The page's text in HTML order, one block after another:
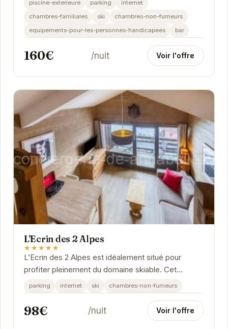
piscine-exterieure parking
internet
chambres-familiales
ski
chambres-non-fumeurs
equipements-pour-les-personnes-handicapees
bar
160€ /nuit Voir l'offre
L'Ecrin des 2 Alpes
★★★★★
L’Ecrin des 2 Alpes est idéalement situé pour
profiter pleinement du domaine skiable. Cet
établissement offre un accès facile aux pistes et
une...
parking internet ski chambres-non-fumeurs
98€ /nuit Voir l'offre